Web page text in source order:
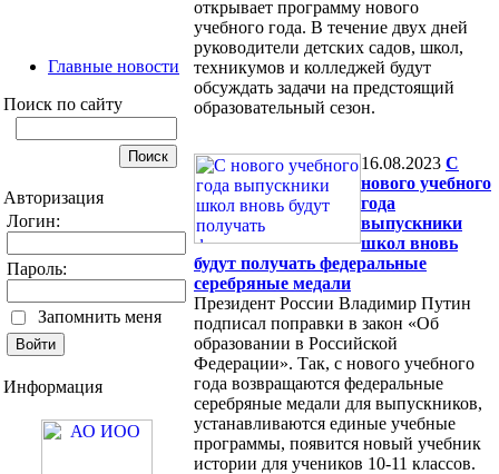
Главные новости
Поиск по сайту
Авторизация
Логин:
Пароль:
Запомнить меня
Информация
открывает программу нового
учебного года. В течение двух дней
руководители детских садов, школ,
техникумов и колледжей будут
обсуждать задачи на предстоящий
образовательный сезон.
16.08.2023 С
нового учебного
года
выпускники
школ вновь
будут получать федеральные
серебряные медали
Президент России Владимир Путин
подписал поправки в закон «Об
образовании в Российской
Федерации». Так, с нового учебного
года возвращаются федеральные
серебряные медали для выпускников,
устанавливаются единые учебные
программы, появится новый учебник
истории для учеников 10-11 классов.